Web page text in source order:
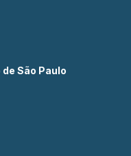
São Paulo